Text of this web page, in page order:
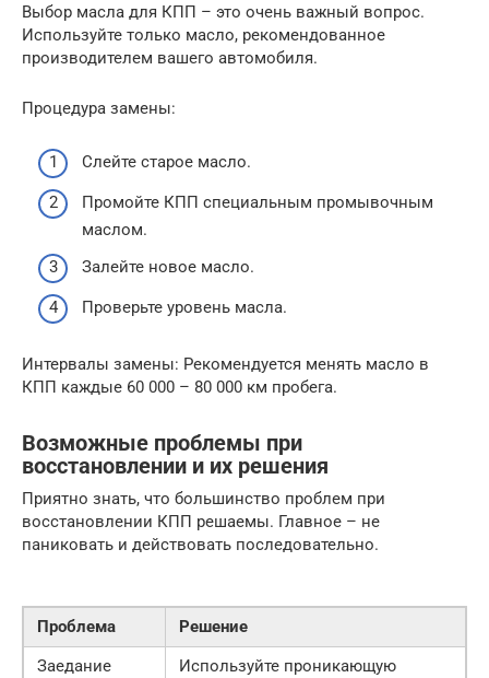
Выбор масла для КПП – это очень важный вопрос.
Используйте только масло, рекомендованное
производителем вашего автомобиля.
Процедура замены:
Слейте старое масло.
Промойте КПП специальным промывочным
маслом.
Залейте новое масло.
Проверьте уровень масла.
Интервалы замены: Рекомендуется менять масло в
КПП каждые 60 000 – 80 000 км пробега.
Возможные проблемы при
восстановлении и их решения
Приятно знать, что большинство проблем при
восстановлении КПП решаемы. Главное – не
паниковать и действовать последовательно.
Проблема
Решение
Заедание
Используйте проникающую